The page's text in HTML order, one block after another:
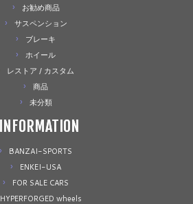
お勧め商品
サスペンション
ブレーキ
ホイール
レストア / カスタム
商品
未分類
INFORMATION
BANZAI-SPORTS
ENKEI-USA
FOR SALE CARS
HYPERFORGED wheels